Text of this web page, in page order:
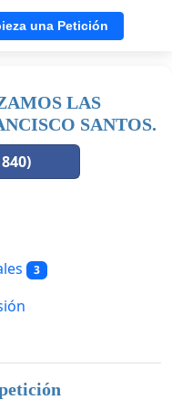
una Petición
LAS
SANTOS.
3